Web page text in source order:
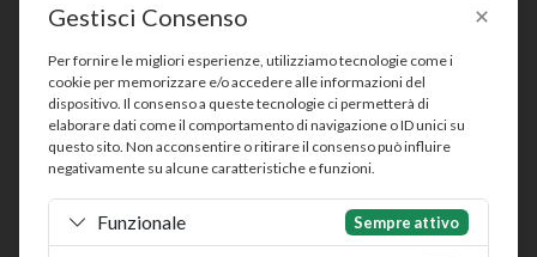
Widder Italia SRL a socio unico
Software House Italiana dal 2012 · Parte del Gruppo
Electromann
Via Ippodromo, 61 - 20151 Milano (MI) - P.IVA
IT03302080126
Capitale Sociale: € 10.000,00 i.v. - REA: MI-2632072 –
Gestisci Consenso
Per fornire le migliori esperienze, utilizziamo tecnologie come i
cookie per memorizzare e/o accedere alle informazioni del
dispositivo. Il consenso a queste tecnologie ci permetterà di
elaborare dati come il comportamento di navigazione o ID unici su
questo sito. Non acconsentire o ritirare il consenso può influire
negativamente su alcune caratteristiche e funzioni.
Funzionale Sempre attivo